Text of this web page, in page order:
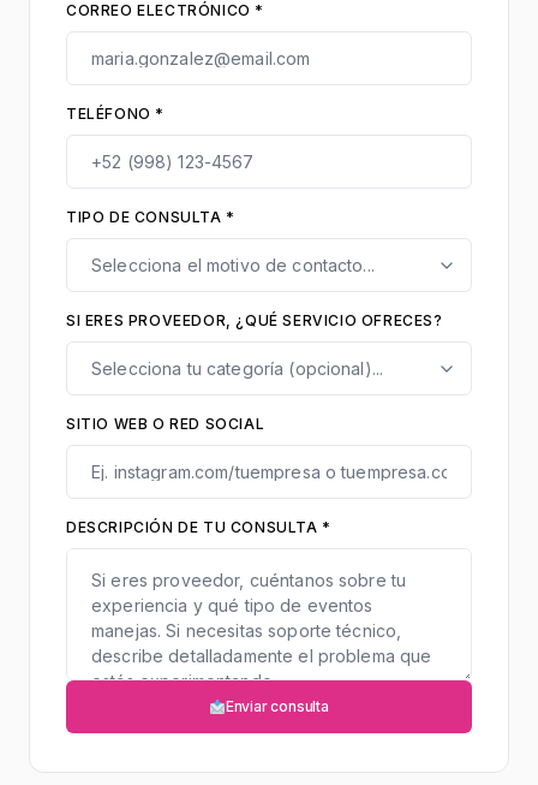
CORREO ELECTRÓNICO *
TELÉFONO *
TIPO DE CONSULTA *
SI ERES PROVEEDOR, ¿QUÉ SERVICIO OFRECES?
SITIO WEB O RED SOCIAL
DESCRIPCIÓN DE TU CONSULTA *
Enviar consulta